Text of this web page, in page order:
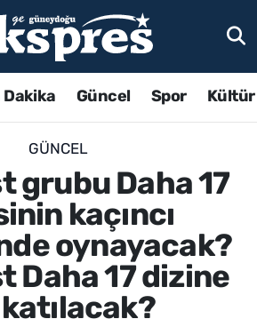
Dakika Güncel Spor
GÜNCEL
grubu Daha 17
kaçıncı
oynayacak?
Daha 17 dizine